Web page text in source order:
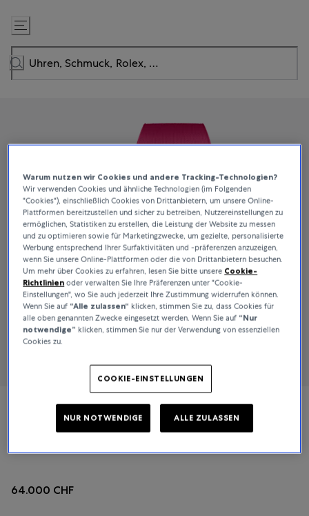
Zum
Inhalt
springen
H. Moser & Cie.
64.000 CHF
Warum nutzen wir Cookies und andere Tracking-Technologien?
Wir verwenden Cookies und ähnliche Technologien (im Folgenden
"Cookies"), einschließlich Cookies von Drittanbietern, um unsere Online-
Plattformen bereitzustellen und sicher zu betreiben, Nutzereinstellungen zu
ermöglichen, Statistiken zu erstellen, die Leistung der Website zu messen
und zu optimieren sowie für Marketingzwecke, um gezielte, personalisierte
Werbung entsprechend Ihrer Surfaktivitäten und -präferenzen anzuzeigen,
wenn Sie unsere Online-Plattformen oder die von Drittanbietern besuchen.
Um mehr über Cookies zu erfahren, lesen Sie bitte unsere Cookie-
Richtlinien oder verwalten Sie Ihre Präferenzen unter "Cookie-
Einstellungen", wo Sie auch jederzeit Ihre Zustimmung widerrufen können.
Wenn Sie auf “Alle zulassen“ klicken, stimmen Sie zu, dass Cookies für
alle oben genannten Zwecke eingesetzt werden. Wenn Sie auf “Nur
notwendige” klicken, stimmen Sie nur der Verwendung von essenziellen
Cookies zu.
COOKIE-EINSTELLUNGEN
NUR NOTWENDIGE ALLE ZULASSEN